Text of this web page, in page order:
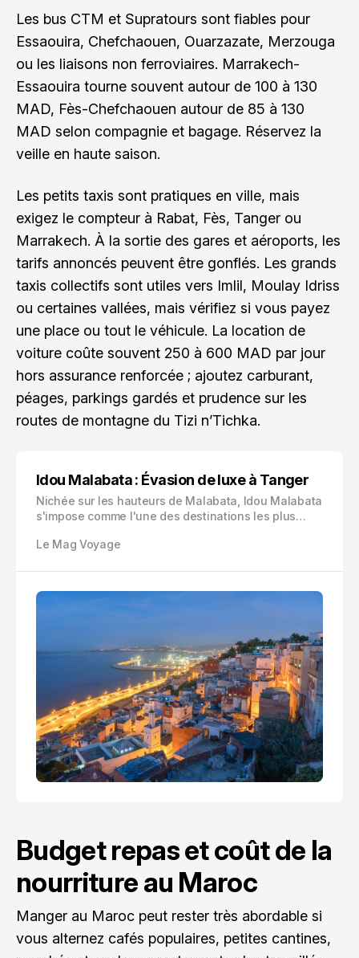
Les bus CTM et Supratours sont fiables pour
Essaouira, Chefchaouen, Ouarzazate, Merzouga
ou les liaisons non ferroviaires. Marrakech-
Essaouira tourne souvent autour de 100 à 130
MAD, Fès-Chefchaouen autour de 85 à 130
MAD selon compagnie et bagage. Réservez la
veille en haute saison.
Les petits taxis sont pratiques en ville, mais
exigez le compteur à Rabat, Fès, Tanger ou
Marrakech. À la sortie des gares et aéroports, les
tarifs annoncés peuvent être gonflés. Les grands
taxis collectifs sont utiles vers Imlil, Moulay Idriss
ou certaines vallées, mais vérifiez si vous payez
une place ou tout le véhicule. La location de
voiture coûte souvent 250 à 600 MAD par jour
hors assurance renforcée ; ajoutez carburant,
péages, parkings gardés et prudence sur les
routes de montagne du Tizi n’Tichka.
Idou Malabata : Évasion de luxe à Tanger
Nichée sur les hauteurs de Malabata, Idou Malabata
s'impose comme l'une des destinations les plus
5 étoiles vous offre bien plus qu'un simple séjour : il
Le Mag Voyage
Budget repas et coût de la
nourriture au Maroc
Manger au Maroc peut rester très abordable si
vous alternez cafés populaires, petites cantines,